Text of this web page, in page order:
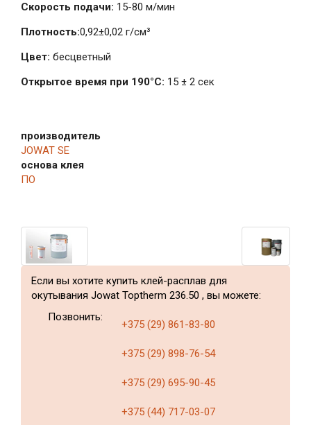
Скорость подачи: 15-80 м/мин
Плотность:0,92±0,02 г/см³
Цвет: бесцветный
Открытое время при 190°C: 15 ± 2 сек
производитель
JOWAT SE
основа клея
ПО
Если вы хотите купить клей-расплав для
окутывания Jowat Toptherm 236.50 , вы можете:
Позвонить:
+375 (29) 861-83-80
+375 (29) 898-76-54
+375 (29) 695-90-45
+375 (44) 717-03-07